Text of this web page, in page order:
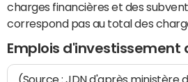
charges financières et des
correspond pas au total des
Emplois d'investissement